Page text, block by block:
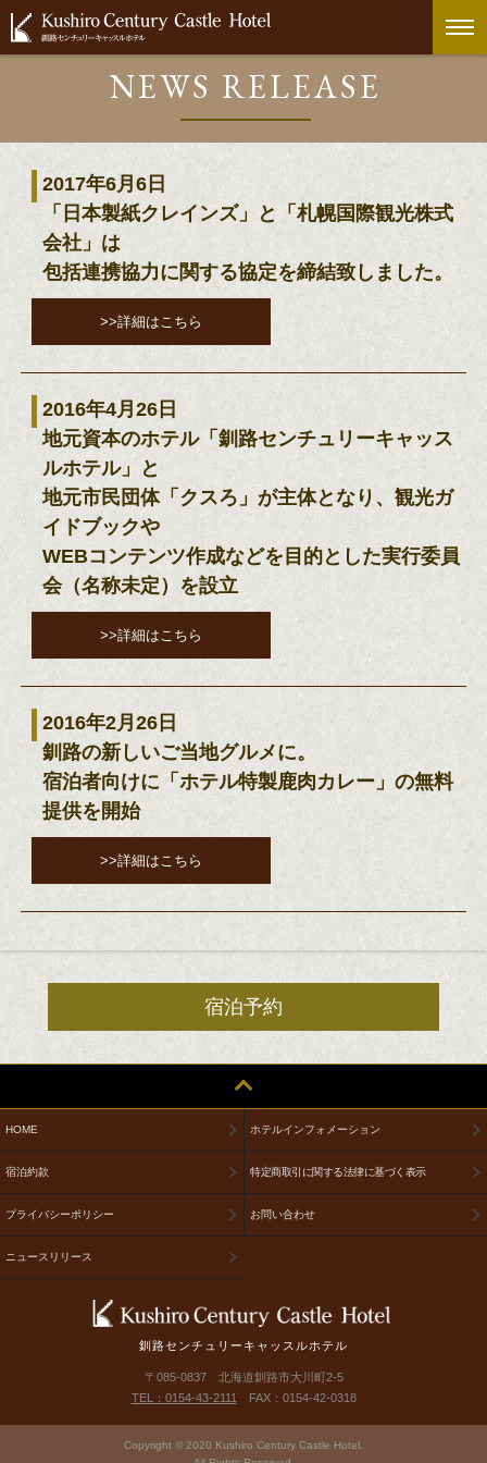
NEWS RELEASE
2017年6月6日
「日本製紙クレインズ」と「札幌国際観光株式
会社」は
包括連携協力に関する協定を締結致しました。
>>詳細はこちら
2016年4月26日
地元資本のホテル「釧路センチュリーキャッス
ルホテル」と
地元市民団体「クスろ」が主体となり、観光ガ
イドブックや
WEBコンテンツ作成などを目的とした実行委員
会（名称未定）を設立
>>詳細はこちら
2016年2月26日
釧路の新しいご当地グルメに。
宿泊者向けに「ホテル特製鹿肉カレー」の無料
提供を開始
>>詳細はこちら
宿泊予約
HOME ホテルインフォメーション
宿泊約款 特定商取引に関する法律に基づく表示
プライバシーポリシー お問い合わせ
ニュースリリース
釧路センチュリーキャッスルホテル
〒085-0837 北海道釧路市大川町2-5
TEL：0154-43-2111
FAX：0154-42-0318
Copyright © 2020 Kushiro Century Castle Hotel.